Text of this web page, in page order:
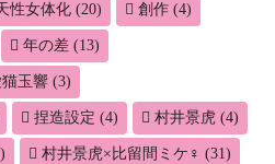
性女体化 (20) 創作 (4)
年の差 (13)
玉響 (3)
捏造設定 (4) 村井景虎 (4)
村井景虎×比留間ミケ♀ (31)